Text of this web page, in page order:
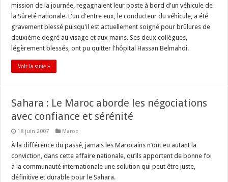
mission de la journée, regagnaient leur poste à bord d'un véhicule de
la Sûreté nationale. L'un d'entre eux, le conducteur du véhicule, a été
gravement blessé puisqu'il est actuellement soigné pour brûlures de
deuxième degré au visage et aux mains. Ses deux collègues,
légèrement blessés, ont pu quitter l'hôpital Hassan Belmahdi.
Voir la suite »
Sahara : Le Maroc aborde les négociations
avec confiance et sérénité
18 juin 2007 Maroc
À la différence du passé, jamais les Marocains n’ont eu autant la
conviction, dans cette affaire nationale, qu’ils apportent de bonne foi
à la communauté internationale une solution qui peut être juste,
définitive et durable pour le Sahara.